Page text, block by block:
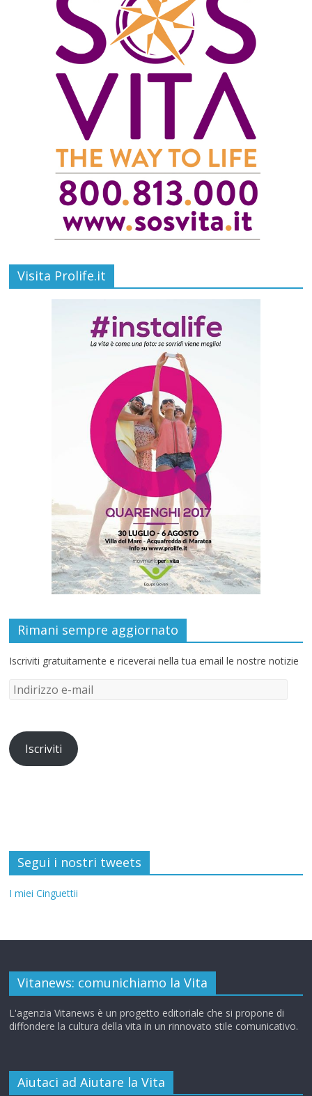
Visita Prolife.it
Rimani sempre aggiornato
Iscriviti gratuitamente e riceverai nella tua email le nostre notizie
Iscriviti
Segui i nostri tweets
I miei Cinguettii
Vitanews: comunichiamo la Vita
L'agenzia Vitanews è un progetto editoriale che si propone di
diffondere la cultura della vita in un rinnovato stile comunicativo.
Aiutaci ad Aiutare la Vita